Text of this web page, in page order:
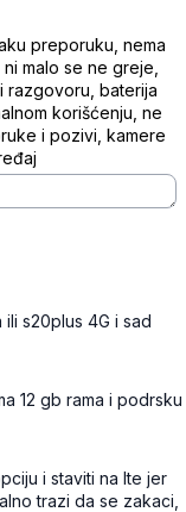
preporuku, nema
malo se ne greje,
razgovoru, baterija
korišćenju, ne
i pozivi, kamere
s20plus 4G i sad
12 gb rama i podrsku
i staviti na lte jer
trazi da se zakaci,